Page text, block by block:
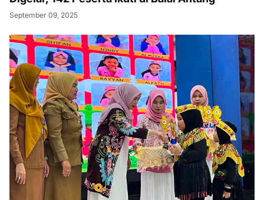
September 09, 2025